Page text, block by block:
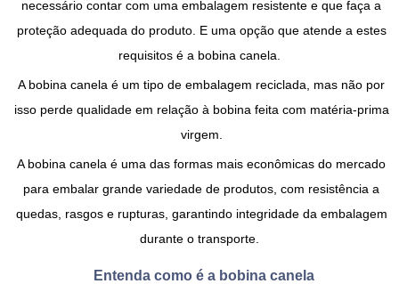
necessário contar com uma embalagem resistente e que faça a
proteção adequada do produto. E uma opção que atende a estes
requisitos é a bobina canela
A bobina canela é um tipo de embalagem reciclada, mas não por
isso perde qualidade em relação à bobina feita com matéria-prima
virgem.
A bobina canela é uma das formas mais econômicas do mercado
para embalar grande variedade de produtos, com resistência a
quedas, rasgos e rupturas, garantindo integridade da embalagem
durante o transporte.
Entenda como é a bobina canela